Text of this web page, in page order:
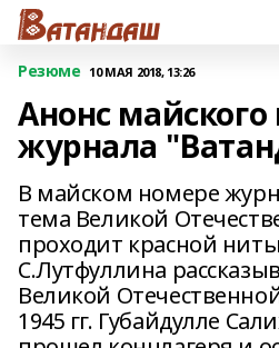
Резюме 10 МАЯ 2018, 13:26
Анонс
журнала
В майском номере
тема Великой
проходит красной
С.Лутфуллина
Великой
1945 гг. Губайдулле